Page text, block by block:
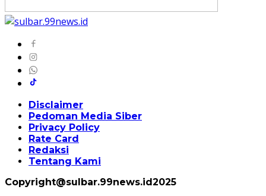
Disclaimer
Pedoman Media Siber
Privacy Policy
Rate Card
Redaksi
Tentang Kami
Copyright@sulbar.99news.id2025